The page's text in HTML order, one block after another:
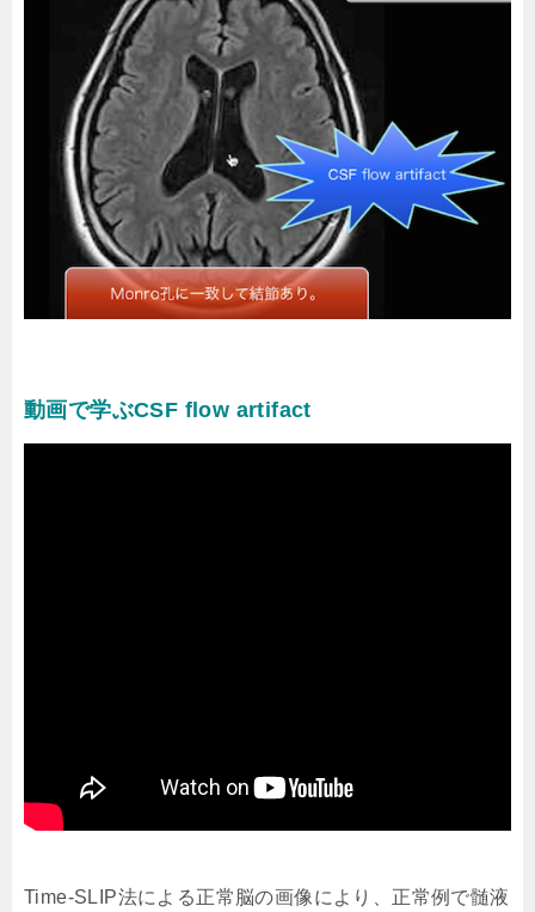
動画で学ぶCSF flow artifact
Time-SLIP法による正常脳の画像により、正常例で髄液